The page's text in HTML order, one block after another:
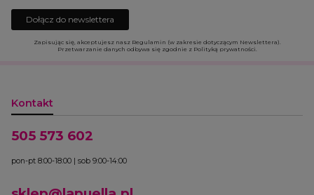
Dołącz do newslettera
Zapisując się, akceptujesz nasz Regulamin (w zakresie dotyczącym Newslettera).
Przetwarzanie danych odbywa się zgodnie z Polityką prywatności.
Kontakt
505 573 602
pon-pt 8:00-18:00 | sob 9:00-14:00